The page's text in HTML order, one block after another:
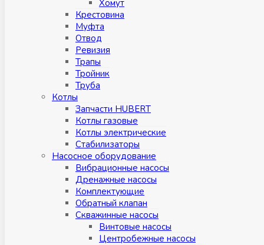
Хомут
Крестовина
Муфтa
Отвод
Ревизия
Трапы
Тройник
Труба
Котлы
Запчасти HUBERT
Котлы газовые
Котлы электрические
Стабилизаторы
Насосное оборудование
Вибрационные насосы
Дренажные насосы
Комплектующие
Обратный клапан
Скважинные насосы
Винтовые насосы
Центробежные насосы